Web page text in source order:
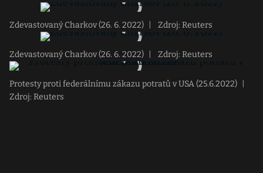
Zdevastovaný Charkov (26. 6. 2022) Zdroj: Reuters
Zdevastovaný Charkov (26. 6. 2022) Zdroj: Reuters
Protesty proti federálnímu zákazu potratů v USA (25.6.2022)
Zdroj: Reuters